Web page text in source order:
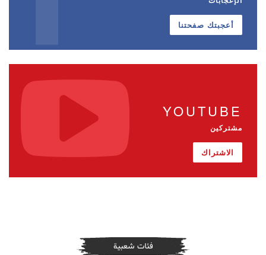
أعجبتك صفحتنا
YOUTUBE
مشتركين
الاشتراك
فئات شعبية